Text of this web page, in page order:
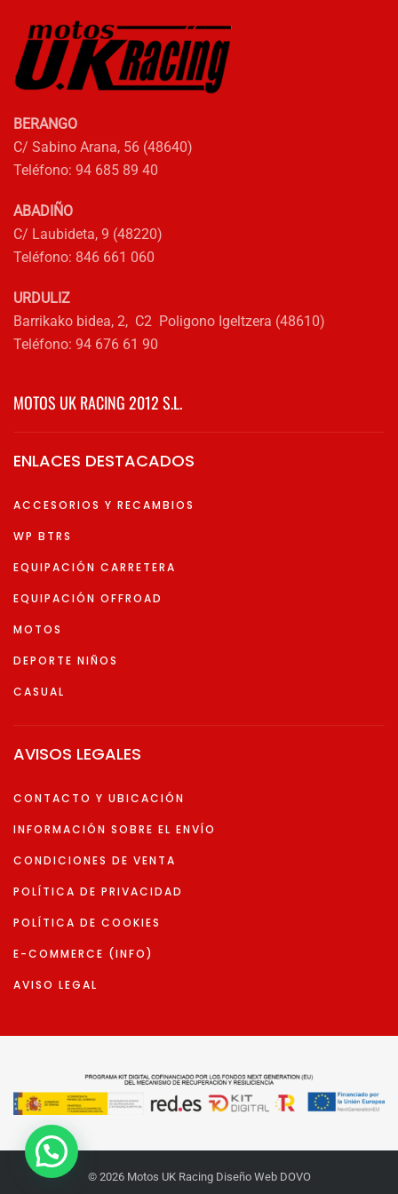
BERANGO
C/ Sabino Arana, 56 (48640)
Teléfono: 94 685 89 40
ABADIÑO
C/ Laubideta, 9 (48220)
Teléfono: 846 661 060
URDULIZ
Barrikako bidea, 2, C2 Poligono Igeltzera (48610)
Teléfono: 94 676 61 90
MOTOS UK RACING 2012 S.L.
ENLACES DESTACADOS
ACCESORIOS Y RECAMBIOS
WP BTRS
EQUIPACIÓN CARRETERA
EQUIPACIÓN OFFROAD
MOTOS
DEPORTE NIÑOS
CASUAL
AVISOS LEGALES
CONTACTO Y UBICACIÓN
INFORMACIÓN SOBRE EL ENVÍO
CONDICIONES DE VENTA
POLÍTICA DE PRIVACIDAD
POLÍTICA DE COOKIES
E-COMMERCE (INFO)
AVISO LEGAL
© 2026 Motos UK Racing Diseño Web DOVO